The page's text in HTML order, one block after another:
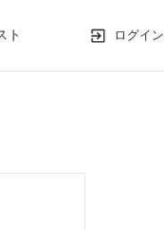
ト ログイン